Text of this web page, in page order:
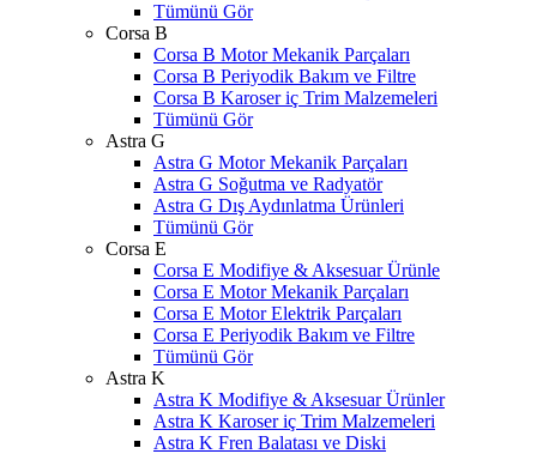
Tümünü Gör
Corsa B
Corsa B Motor Mekanik Parçaları
Corsa B Periyodik Bakım ve Filtre
Corsa B Karoser iç Trim Malzemeleri
Tümünü Gör
Astra G
Astra G Motor Mekanik Parçaları
Astra G Soğutma ve Radyatör
Astra G Dış Aydınlatma Ürünleri
Tümünü Gör
Corsa E
Corsa E Modifiye & Aksesuar Ürünle
Corsa E Motor Mekanik Parçaları
Corsa E Motor Elektrik Parçaları
Corsa E Periyodik Bakım ve Filtre
Tümünü Gör
Astra K
Astra K Modifiye & Aksesuar Ürünler
Astra K Karoser iç Trim Malzemeleri
Astra K Fren Balatası ve Diski